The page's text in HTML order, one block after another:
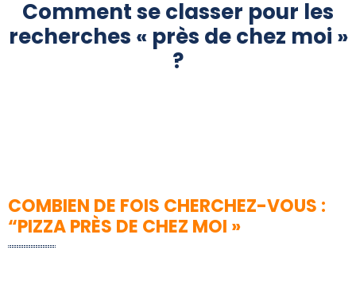
Comment se classer pour les
recherches « près de chez moi »
?
COMBIEN DE FOIS CHERCHEZ-VOUS :
“PIZZA PRÈS DE CHEZ MOI »